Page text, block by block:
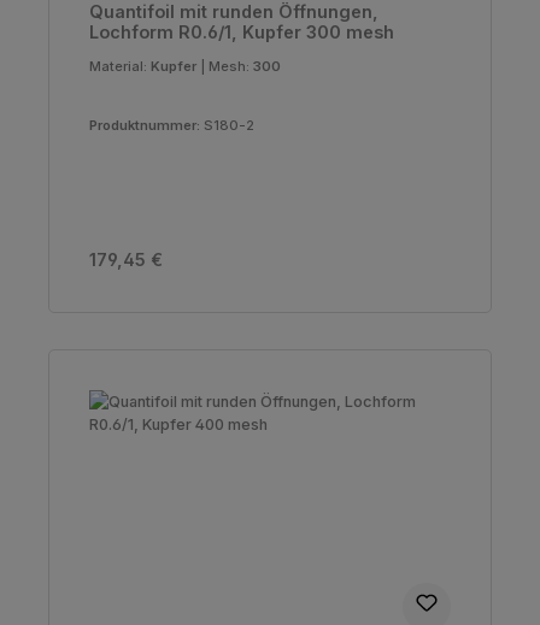
Quantifoil mit runden Öffnungen,
Lochform R0.6/1, Kupfer 300 mesh
Material: Kupfer Mesh: 300
Produktnummer: S180-2
Regulärer Preis:
179,45 €